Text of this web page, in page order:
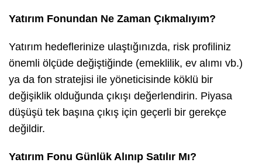
Yatırım Fonundan Ne Zaman Çıkmalıyım?
Yatırım hedeflerinize ulaştığınızda, risk profiliniz
önemli ölçüde değiştiğinde (emeklilik, ev alımı vb.)
ya da fon stratejisi ile yöneticisinde köklü bir
değişiklik olduğunda çıkışı değerlendirin. Piyasa
düşüşü tek başına çıkış için geçerli bir gerekçe
değildir.
Yatırım Fonu Günlük Alınıp Satılır Mı?